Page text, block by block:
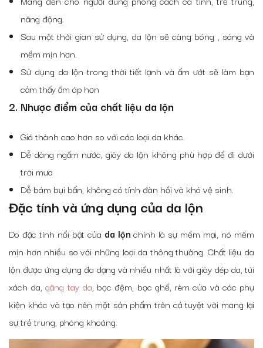
năng động.
Sau một thời gian sử dụng, da lộn sẽ càng bóng , sáng và
mềm mịn hơn.
Sử dụng da lộn trong thời tiết lạnh và ẩm ướt sẽ làm bạn
cảm thấy ấm áp hơn
2. Nhược điểm của chất liệu da lộn
Giá thành cao hơn so với các loại da khác.
Dễ dàng ngấm nước, giày da lộn không phù hợp để đi dưới
trời mưa
Dễ bám bụi bẩn, không có tính đàn hồi và khó vệ sinh.
Đặc tính và ứng dụng của da lộn
Do đặc tính nổi bật của da lộn chính là sự mềm mại, nó mềm
mịn hơn nhiều so với những loại da thông thường. Chất liệu da
lộn được ứng dụng đa dạng và nhiều nhất là với giày dép da, túi
xách da,găng tay da, bọc đệm, bọc ghế, rèm cửa và các phụ
kiện khác và tạo nên một sản phẩm trên cả tuyệt vời mang lại
sự trẻ trung, phóng khoáng.